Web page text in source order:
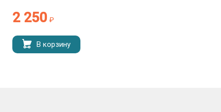
2 250 ₽
В корзину